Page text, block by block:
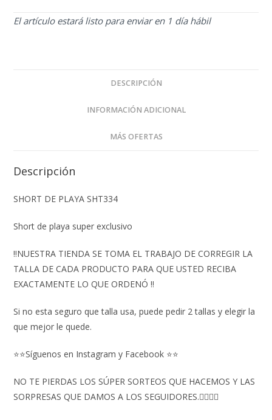
El artículo estará listo para enviar en 1 día hábil
DESCRIPCIÓN
INFORMACIÓN ADICIONAL
MÁS OFERTAS
Descripción
SHORT DE PLAYA SHT334
Short de playa super exclusivo
‼️NUESTRA TIENDA SE TOMA EL TRABAJO DE CORREGIR LA
TALLA DE CADA PRODUCTO PARA QUE USTED RECIBA
EXACTAMENTE LO QUE ORDENÓ ‼️
Si no esta seguro que talla usa, puede pedir 2 tallas y elegir la
que mejor le quede.
⭐⭐Síguenos en Instagram y Facebook ⭐⭐
NO TE PIERDAS LOS SÚPER SORTEOS QUE HACEMOS Y LAS
SORPRESAS QUE DAMOS A LOS SEGUIDORES.👇🏻👇🏻